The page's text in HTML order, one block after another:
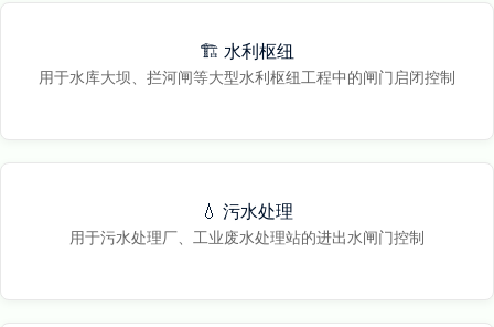
🏗️ 水利枢纽
用于水库大坝、拦河闸等大型水利枢纽工程中的闸门启闭控制
💧 污水处理
用于污水处理厂、工业废水处理站的进出水闸门控制